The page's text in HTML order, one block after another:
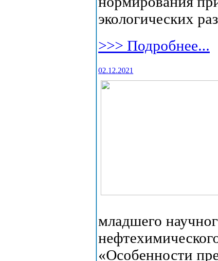
экологических
>>> Подробнее...
02.12.2021
младшего
«Особенности